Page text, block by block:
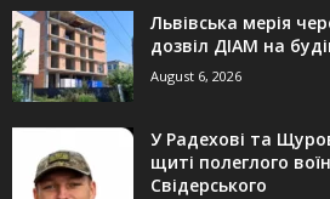
Львівська мерія
дозвіл ДІАМ на
August 6, 2026
У Радехові та
щиті полеглого
Свідерського